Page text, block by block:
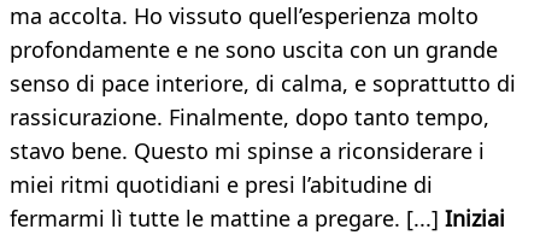
ma accolta. Ho vissuto quell’esperienza molto
profondamente e ne sono uscita con un grande
senso di pace interiore, di calma, e soprattutto di
rassicurazione. Finalmente, dopo tanto tempo,
stavo bene. Questo mi spinse a riconsiderare i
miei ritmi quotidiani e presi l’abitudine di
fermarmi lì tutte le mattine a pregare. [...] Iniziai